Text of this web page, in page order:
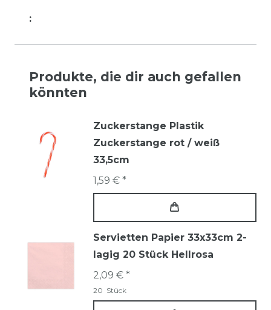
:
Produkte, die dir auch gefallen
könnten
Zuckerstange Plastik
Zuckerstange rot / weiß
33,5cm
1,59 € *
Servietten Papier 33x33cm 2-
lagig 20 Stück Hellrosa
2,09 € *
20 Stück